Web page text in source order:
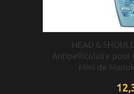
HEAD &
Antipelliculaire pour
Miel de